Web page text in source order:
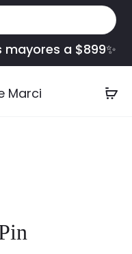
a $899✨